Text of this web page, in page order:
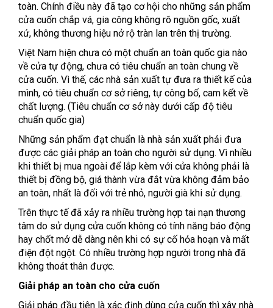
toàn. Chính điều này đã tạo cơ hội cho những sản phẩm
cửa cuốn chắp vá, gia công không rõ nguồn gốc, xuất
xứ, không thương hiệu nở rộ tràn lan trên thị trường.
Việt Nam hiện chưa có một chuẩn an toàn quốc gia nào
về cửa tự động, chưa có tiêu chuẩn an toàn chung về
cửa cuốn. Vì thế, các nhà sản xuất tự đưa ra thiết kế của
mình, có tiêu chuẩn cơ sở riêng, tự công bố, cam kết về
chất lượng. (Tiêu chuẩn cơ sở này dưới cấp độ tiêu
chuẩn quốc gia)
Những sản phẩm đạt chuẩn là nhà sản xuất phải đưa
được các giải pháp an toàn cho người sử dụng. Vì nhiều
khi thiết bị mua ngoài để lắp kèm với cửa không phải là
thiết bị đồng bộ, giá thành vừa đắt vừa không đảm bảo
an toàn, nhất là đối với trẻ nhỏ, người già khi sử dụng.
Trên thực tế đã xảy ra nhiều trường hợp tai nạn thương
tâm do sử dụng cửa cuốn không có tính năng báo động
hay chốt mở dễ dàng nên khi có sự cố hỏa hoạn và mất
điện đột ngột. Có nhiều trường hợp người trong nhà đã
không thoát thân được.
Giải pháp an toàn cho cửa cuốn
Giải pháp đầu tiên là xác định dùng cửa cuốn thì xây nhà